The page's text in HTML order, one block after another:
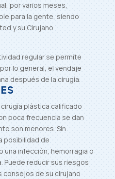
por varios meses,
para la gente, siendo
y su Cirujano.
regular se permite
lo general, el vendaje
después de la cirugía.
plástica calificado
poca frecuencia se dan
son menores. Sin
posibilidad de
una infección, hemorragia o
Puede reducir sus riesgos
consejos de su cirujano